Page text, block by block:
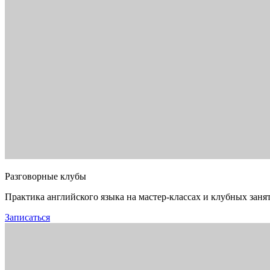
Разговорные клубы
Практика английского языка на мастер-классах и клубных
Записаться